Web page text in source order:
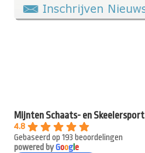
Mijnten Schaats- en Skeelersport
4.8
Gebaseerd op 193 beoordelingen
powered byGooge